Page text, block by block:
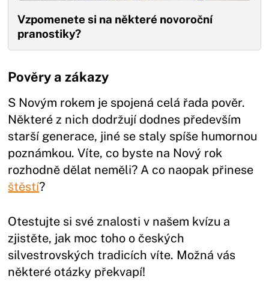
Vzpomenete si na některé novoroční
pranostiky?
Pověry a zákazy
S Novým rokem je spojená celá řada pověr.
Některé z nich dodržují dodnes především
starší generace, jiné se staly spíše humornou
poznámkou. Víte, co byste na Nový rok
rozhodně dělat neměli? A co naopak přinese
štěstí?
Otestujte si své znalosti v našem kvízu a
zjistěte, jak moc toho o českých
silvestrovských tradicích víte. Možná vás
některé otázky překvapí!